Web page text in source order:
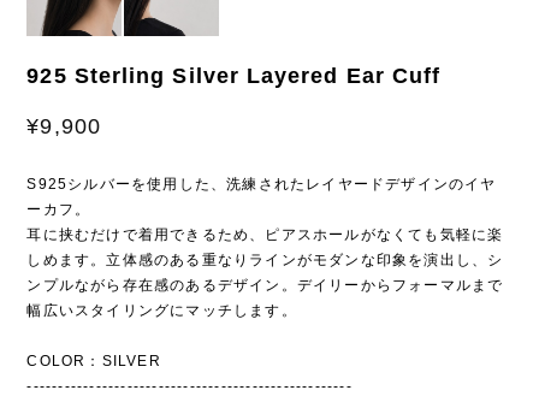
925 Sterling Silver Layered Ear Cuff
¥9,900
S925シルバーを使用した、洗練されたレイヤードデザインのイヤ
ーカフ。
耳に挟むだけで着用できるため、ピアスホールがなくても気軽に楽
しめます。立体感のある重なりラインがモダンな印象を演出し、シ
ンプルながら存在感のあるデザイン。デイリーからフォーマルまで
幅広いスタイリングにマッチします。
COLOR：SILVER
----------------------------------------------------